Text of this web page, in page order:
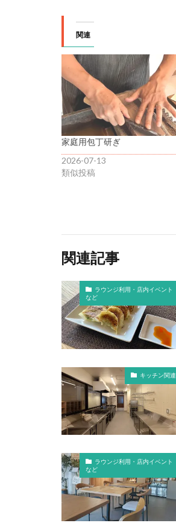
関連
家庭用包丁研ぎ
2026-07-13
類似投稿
関連記事
ラウンジ利用・店内イベント
など
キッチン関連
ラウンジ利用・店内イベント
など